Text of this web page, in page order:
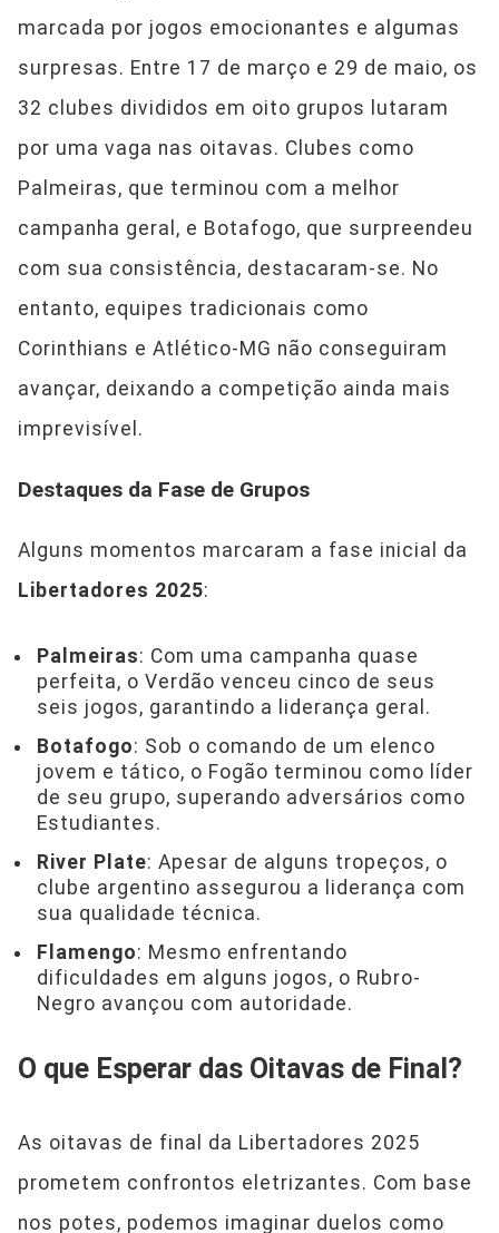
marcada por jogos emocionantes e algumas
surpresas. Entre 17 de março e 29 de maio, os
32 clubes divididos em oito grupos lutaram
por uma vaga nas oitavas. Clubes como
Palmeiras, que terminou com a melhor
campanha geral, e Botafogo, que surpreendeu
com sua consistência, destacaram-se. No
entanto, equipes tradicionais como
Corinthians e Atlético-MG não conseguiram
avançar, deixando a competição ainda mais
imprevisível.
Destaques da Fase de Grupos
Alguns momentos marcaram a fase inicial da
Libertadores 2025:
Palmeiras: Com uma campanha quase
perfeita, o Verdão venceu cinco de seus
seis jogos, garantindo a liderança geral.
Botafogo: Sob o comando de um elenco
jovem e tático, o Fogão terminou como líder
de seu grupo, superando adversários como
Estudiantes.
River Plate: Apesar de alguns tropeços, o
clube argentino assegurou a liderança com
sua qualidade técnica.
Flamengo: Mesmo enfrentando
dificuldades em alguns jogos, o Rubro-
Negro avançou com autoridade.
O que Esperar das Oitavas de Final?
As oitavas de final da Libertadores 2025
prometem confrontos eletrizantes. Com base
nos potes, podemos imaginar duelos como